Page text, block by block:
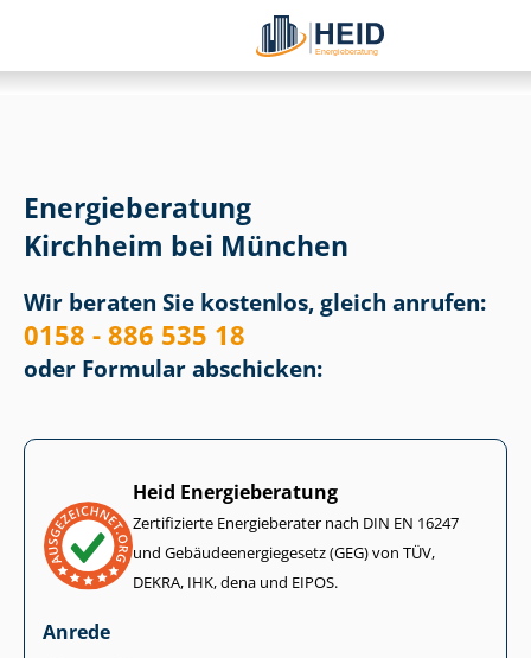
Energieberatung
Kirchheim bei München
Wir beraten Sie kostenlos, gleich anrufen:
0158 - 886 535 18
oder Formular abschicken:
Heid Energieberatung
Zertifizierte Energieberater nach DIN EN 16247
und Ge­bäu­de­en­er­gie­ge­setz (GEG) von TÜV,
DEKRA, IHK, dena und EIPOS.
Anrede